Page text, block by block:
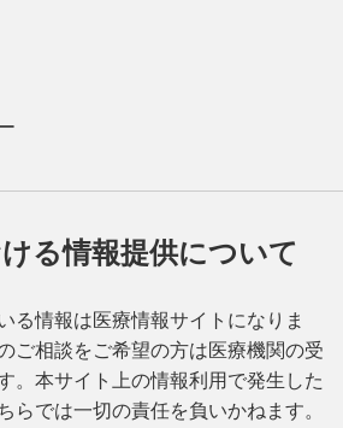
る情報提供について
る情報は医療情報サイトになりま
ご相談をご希望の方は医療機関の受
。本サイト上の情報利用で発生した
らでは一切の責任を負いかねます。